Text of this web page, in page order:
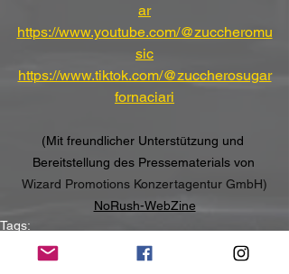
ar
https://www.youtube.com/@zuccheromu
sic
https://www.tiktok.com/@zuccherosugar
fornaciari
(Mit freundlicher Unterstützung und
Bereitstellung des Pressematerials von
Wizard Promotions Konzertagentur GmbH)
NoRush-WebZine
Tags: